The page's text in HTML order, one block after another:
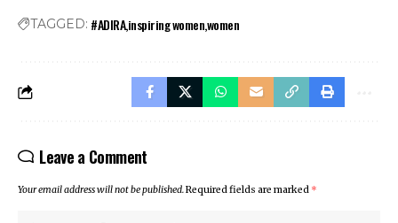
TAGGED: #ADIRAinspiring womenwomen
Leave a Comment
Your email address will not be published.Required fields are marked *